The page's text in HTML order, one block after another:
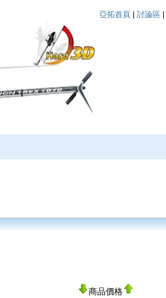
亞拓首頁 | 討論區 |
商品價格